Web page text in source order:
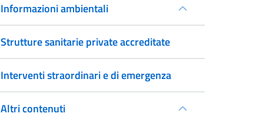
Informazioni ambientali
Strutture sanitarie private accreditate
Interventi straordinari e di emergenza
Altri contenuti